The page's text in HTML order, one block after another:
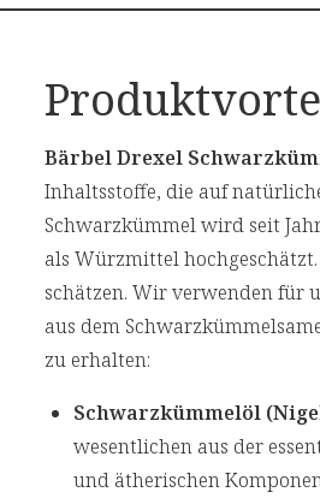
Bärbel Drexel
Inhaltsstoffe, die auf
Schwarzkümmel wird seit
als Würzmittel
schätzen. Wir verwenden für
aus dem
zu erhalten:
Schwarzkümmelöl
wesentlichen aus der
und ätherischen